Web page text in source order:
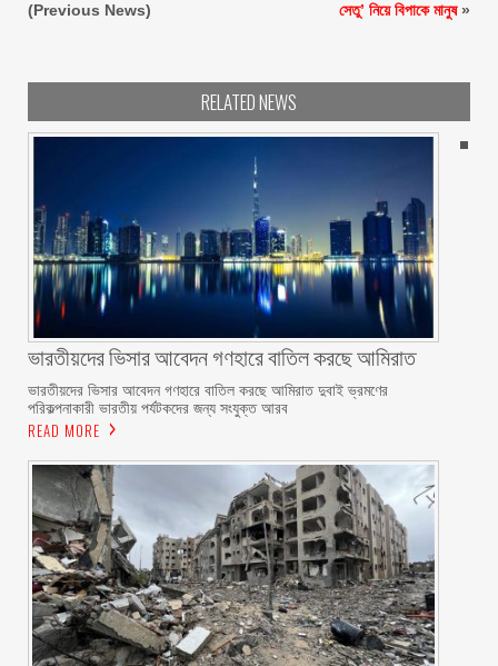
(Previous News)
সেতু’ নিয়ে বিপাকে মানুষ»
RELATED NEWS
ভারতীয়দের ভিসার আবেদন গণহারে বাতিল করছে আমিরাত
ভারতীয়দের ভিসার আবেদন গণহারে বাতিল করছে আমিরাত দুবাই ভ্রমণের
পরিকল্পনাকারী ভারতীয় পর্যটকদের জন্য সংযুক্ত আরব
READ MORE